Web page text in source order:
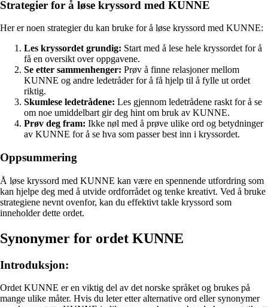
Strategier for å løse kryssord med KUNNE
Her er noen strategier du kan bruke for å løse kryssord med KUNNE:
Les kryssordet grundig: Start med å lese hele kryssordet for å
få en oversikt over oppgavene.
Se etter sammenhenger: Prøv å finne relasjoner mellom
KUNNE og andre ledetråder for å få hjelp til å fylle ut ordet
riktig.
Skumlese ledetrådene: Les gjennom ledetrådene raskt for å se
om noe umiddelbart gir deg hint om bruk av KUNNE.
Prøv deg fram: Ikke nøl med å prøve ulike ord og betydninger
av KUNNE for å se hva som passer best inn i kryssordet.
Oppsummering
Å løse kryssord med KUNNE kan være en spennende utfordring som
kan hjelpe deg med å utvide ordforrådet og tenke kreativt. Ved å bruke
strategiene nevnt ovenfor, kan du effektivt takle kryssord som
inneholder dette ordet.
Synonymer for ordet KUNNE
Introduksjon:
Ordet KUNNE er en viktig del av det norske språket og brukes på
mange ulike måter. Hvis du leter etter alternative ord eller synonymer